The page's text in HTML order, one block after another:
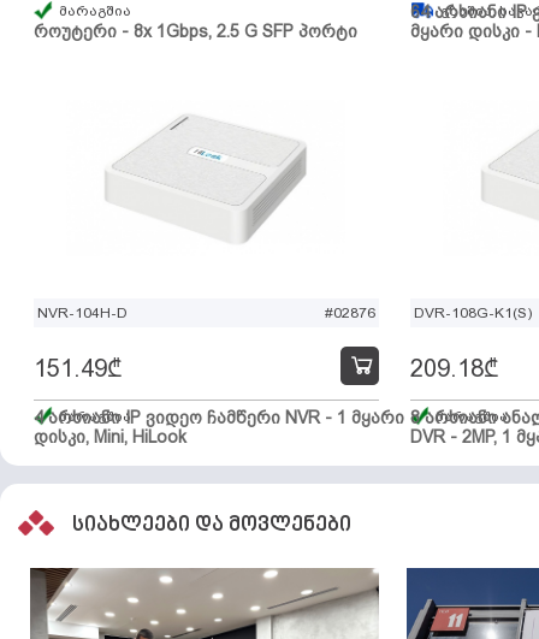
როუტერი - 8x 1Gbps, 2.5 G SFP პორტი
მარაგშია
64 არხიანი IP
მყარი დისკი -
გზაშია,
NVR-104H-D #02876
4 არხიანი IP ვიდეო ჩამწერი NVR - 1 მყარი
დისკი, Mini, HiLook
151.49₾
მარაგშია
DVR-108G-K1(S)
8 არხიანი
DVR - 2MP, 1
209.18₾
მარაგშია
სიახლეები და მოვლენები